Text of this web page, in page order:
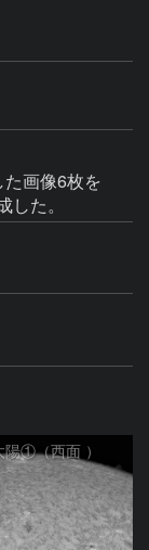
画像6枚を
①（西面 ）